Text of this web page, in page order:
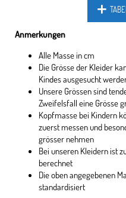
Anmerkungen
Alle Masse in cm
Die Grösse der Kleider
Kindes ausgesucht
Unsere Grössen sind
Zweifelsfall eine Grösse
Kopfmasse bei Kindern
zuerst messen und
grösser nehmen
Bei unseren Kleidern ist
berechnet
Die oben angegebenen
standardisiert